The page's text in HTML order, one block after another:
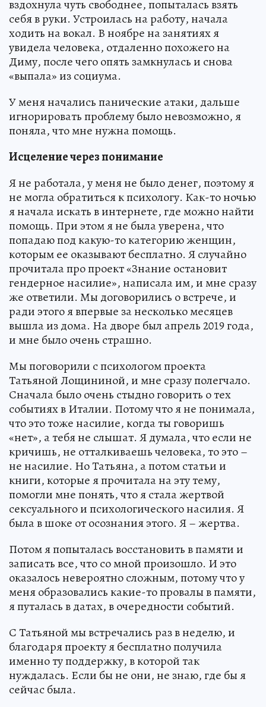
вздохнула чуть свободнее, попыталась взять
себя в руки. Устроилась на работу, начала
ходить на вокал. В ноябре на занятиях я
увидела человека, отдаленно похожего на
Диму, после чего опять замкнулась и снова
«выпала» из социума.
У меня начались панические атаки, дальше
игнорировать проблему было невозможно, я
поняла, что мне нужна помощь.
Исцеление через понимание
Я не работала, у меня не было денег, поэтому я
не могла обратиться к психологу. Как-то ночью
я начала искать в интернете, где можно найти
помощь. При этом я не была уверена, что
попадаю под какую-то категорию женщин,
которым ее оказывают бесплатно. Я случайно
прочитала про проект «Знание остановит
гендерное насилие», написала им, и мне сразу
же ответили. Мы договорились о встрече, и
ради этого я впервые за несколько месяцев
вышла из дома. На дворе был апрель 2019 года,
и мне было очень страшно.
Мы поговорили с психологом проекта
Татьяной Лощининой, и мне сразу полегчало.
Сначала было очень стыдно говорить о тех
событиях в Италии. Потому что я не понимала,
что это тоже насилие, когда ты говоришь
«нет», а тебя не слышат. Я думала, что если не
кричишь, не отталкиваешь человека, то это –
не насилие. Но Татьяна, а потом статьи и
книги, которые я прочитала на эту тему,
помогли мне понять, что я стала жертвой
сексуального и психологического насилия. Я
была в шоке от осознания этого. Я – жертва.
Потом я попыталась восстановить в памяти и
записать все, что со мной произошло. И это
оказалось невероятно сложным, потому что у
меня образовались какие-то провалы в памяти,
я путалась в датах, в очередности событий.
С Татьяной мы встречались раз в неделю, и
благодаря проекту я бесплатно получила
именно ту поддержку, в которой так
нуждалась. Если бы не они, не знаю, где бы я
сейчас была.